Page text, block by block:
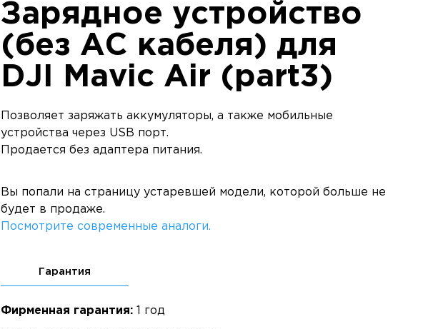
Зарядное устройство
(без AC кабеля) для
DJI Mavic Air (part3)
Позволяет заряжать аккумуляторы, а также мобильные
устройства через USB порт.
Продается без адаптера питания.
Вы попали на страницу устаревшей модели, которой больше не
будет в продаже.
Посмотрите современные аналоги.
Гарантия
Фирменная гарантия:1 год